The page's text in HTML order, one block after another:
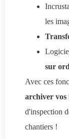
les
sur
Avec ces
archiver vos
d'inspection
chantiers !